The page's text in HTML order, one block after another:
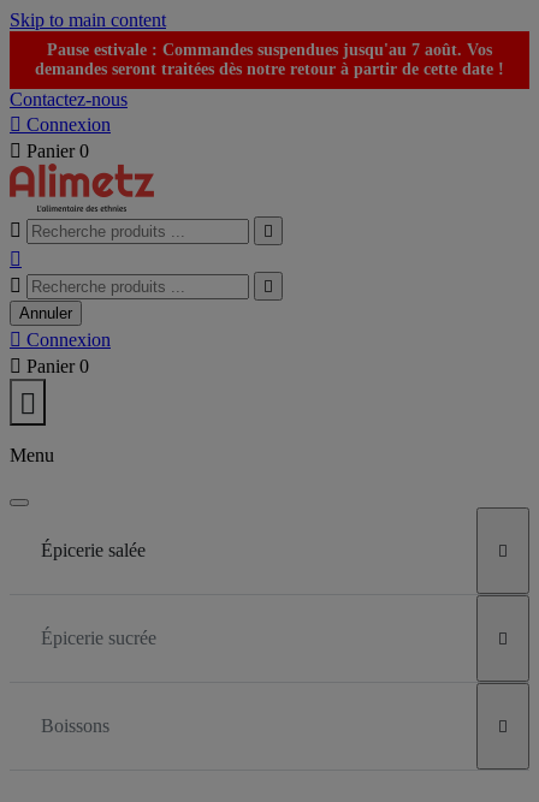
Skip to main content
Pause estivale : Commandes suspendues jusqu'au 7 août. Vos
demandes seront traitées dès notre retour à partir de cette date !
Contactez-nous
 Connexion
 Panier 0
 



Annuler
 Connexion
 Panier 0

Menu
Épicerie salée 
Épicerie sucrée 
Boissons 